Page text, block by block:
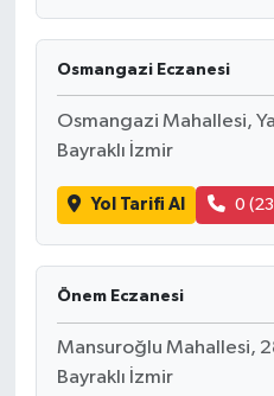
Osmangazi Eczanesi
Osmangazi Mahallesi,
Bayraklı İzmir
Yol Tarifi Al 0
Önem Eczanesi
Mansuroğlu Mahallesi,
Bayraklı İzmir